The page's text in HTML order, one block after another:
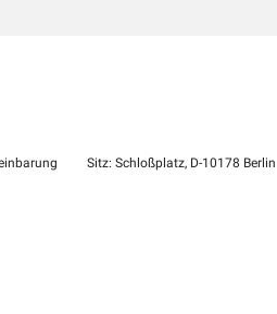
Sitz: Schloßplatz, D-10178 Berlin